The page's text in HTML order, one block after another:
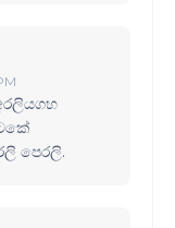
පෙරලි.